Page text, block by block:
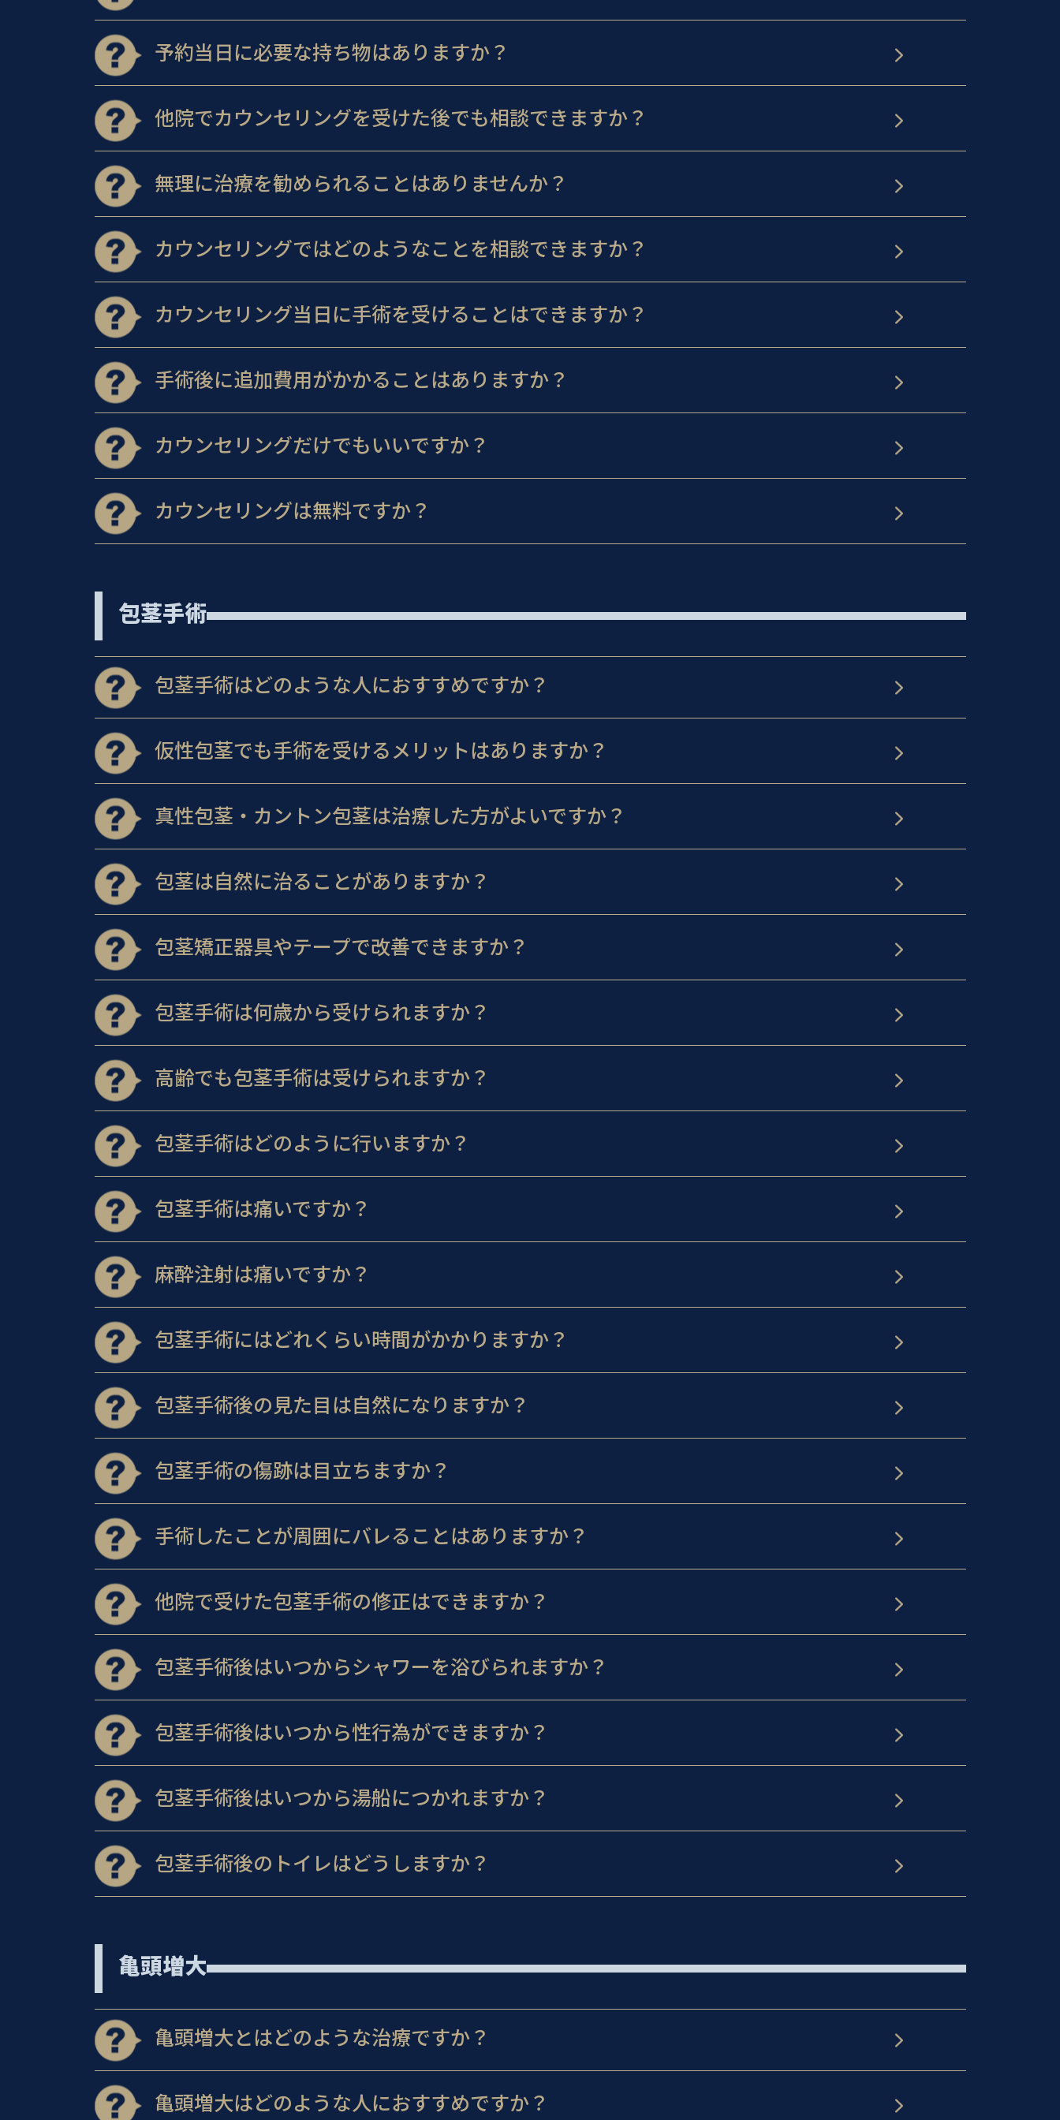
予約当日に必要な持ち物はありますか？
他院でカウンセリングを受けた後でも相談できますか？
無理に治療を勧められることはありませんか？
カウンセリングではどのようなことを相談できますか？
カウンセリング当日に手術を受けることはできますか？
手術後に追加費用がかかることはありますか？
カウンセリングだけでもいいですか？
カウンセリングは無料ですか？
包茎手術
包茎手術はどのような人におすすめですか？
仮性包茎でも手術を受けるメリットはありますか？
真性包茎・カントン包茎は治療した方がよいですか？
包茎は自然に治ることがありますか？
包茎矯正器具やテープで改善できますか？
包茎手術は何歳から受けられますか？
高齢でも包茎手術は受けられますか？
包茎手術はどのように行いますか？
包茎手術は痛いですか？
麻酔注射は痛いですか？
包茎手術にはどれくらい時間がかかりますか？
包茎手術後の見た目は自然になりますか？
包茎手術の傷跡は目立ちますか？
手術したことが周囲にバレることはありますか？
他院で受けた包茎手術の修正はできますか？
包茎手術後はいつからシャワーを浴びられますか？
包茎手術後はいつから性行為ができますか？
包茎手術後はいつから湯船につかれますか？
包茎手術後のトイレはどうしますか？
亀頭増大
亀頭増大とはどのような治療ですか？
亀頭増大はどのような人におすすめですか？